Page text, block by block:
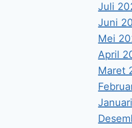
Juli
Juni
Mei
April
Maret